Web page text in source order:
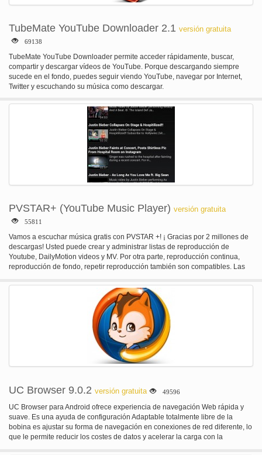
texto, Opera Mobile siempre le proporciona la mejor vista en tus páginas
tierra. Opera Mini comprime los datos hasta un 90% y es la mejor opción
TubeMate YouTube Downloader 2.1 versión gratuita
69138
TubeMate YouTube Downloader permite acceder rápidamente, buscar,
compartir y descargar vídeos de YouTube. Porque descargando siempre
sucede en el fondo, puedes seguir viendo YouTube, navegar por Internet,
Twitter y escuchando su música como descargar.
PVSTAR+ (YouTube Music Player) versión gratuita
55811
Vamos a escuchar música gratis con PVSTAR +! ¡ Gracias por 2 millones de
descargas! Usted puede crear y administrar listas de reproducción de
Youtube, DailyMotion videos y MV. Por otra parte, reproducción continua,
reproducción de fondo, repetir reproducción también son compatibles. Las
search (YouTube, DailyMotion, NicoVideo) - búsqueda por voz - Youtube
buscar listas de reproducción - canales de Youtube de búsqueda - búsqueda
de categorías - lista de reproducción reproducción - fondo - repetición -
Shuffle reproducción - Mylist (hasta 100) - Wallpaper en milista - Backup
Mylist - editar el título del video y Resumen - temporizador - Popular video
ranking - música - #NowPlaying NowPlaying, reproducción de la línea de
tiempo en función de caché de Twitter - video Tweet - Video - baja calidad
modo (para redes lentas) - máticamente cuando el auricular está
desconectado. -Abrir en PVSTAR al abrir la URL en otros aprox. - importar
relacionados - Widget-- sistema de visión también es compatible con Android
4/3
UC Browser 9.0.2 versión gratuita 49596
UC Browser para Android ofrece experiencia de navegación Web rápida y
suave. Es una ayuda de configuración Adaptable totalmente libre de la
bobina es ajustar su forma de navegación en conexiones de red diferente, lo
que le permite reducir los costes de datos y acelerar la carga con la